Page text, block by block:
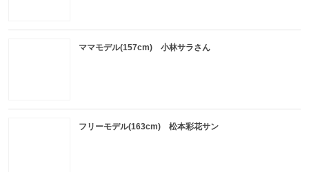
ママモデル(157cm) 小林サラさん
フリーモデル(163cm) 松本彩花サン